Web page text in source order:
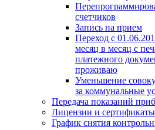
счетчиков
Запись на прием
Переход с
месяц в месяц с
платежного
проживаю
Уменьшение
за коммунальные
Передача показаний
Лицензии и сертификаты
График снятия